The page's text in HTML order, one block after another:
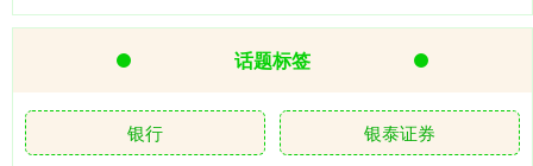
话题标签
银行 银泰证券